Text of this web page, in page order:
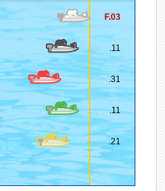
F.03
.11
.31
.11
.21